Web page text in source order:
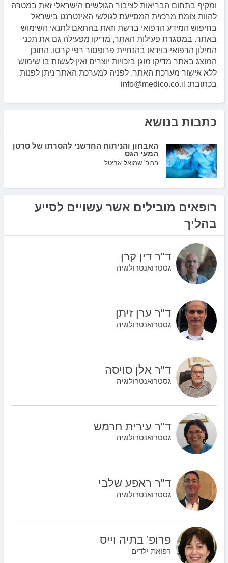
ומקיף בתחום הבריאות לציבור הגולשים הישראלי זאת במטרה
להוות צומת מרכזית המסייעת לגולשי האינטרנט בישראל
בחיפוש המידע הרפואי ברשת וזאת בהתאם לתנאי השימוש
באתר. במסגרת פעילות האתר, מדיקו מפעילה גם את תכני
המילון הרפואי בוידאו בהנחיית פרופסור רפי קרסו. התוכן
המוצג באתר מדיקו מוגן בזכויות יוצרים ואין לעשות בו שימוש
ללא אישור מערכת האתר. לפניה למערכת האתר ניתן לפנות
בכתובת: info@medico.co.il
כתבות בנושא
האבחון והניתוח החדשני להסרתו של סרטן
המעי הגס
פרופ' שמואל אביטל
רופאים מובילים אשר עשויים לסייע
בהליך
ד"ר דין קרן
גסטרואנטרולוגיה
ד"ר ערן זיתן
גסטרואנטרולוגיה
ד"ר אלן סויסה
גסטרואנטרולוגיה
ד"ר עירית חרמש
גסטרואנטרולוגיה
ד"ר ראפע שלבי
גסטרואנטרולוגיה
פרופ' בתיה וייס
רפואת ילדים